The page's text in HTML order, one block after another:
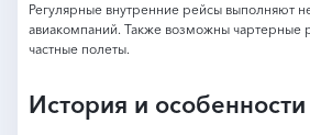
Регулярные внутренние рейсы выполняют
авиакомпаний. Также возможны чартерные
частные полеты.
История и особенности